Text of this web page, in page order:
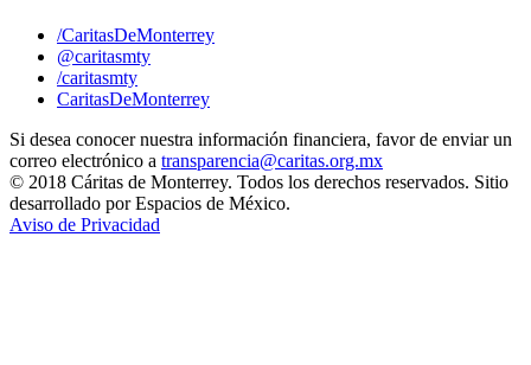
/CaritasDeMonterrey
@caritasmty
/caritasmty
CaritasDeMonterrey
Si desea conocer nuestra información financiera, favor de enviar un
correo electrónico a transparencia@caritas.org.mx
© 2018 Cáritas de Monterrey. Todos los derechos reservados. Sitio
desarrollado por Espacios de México.
Aviso de Privacidad